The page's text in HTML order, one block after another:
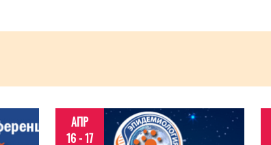
АПР
16 - 17